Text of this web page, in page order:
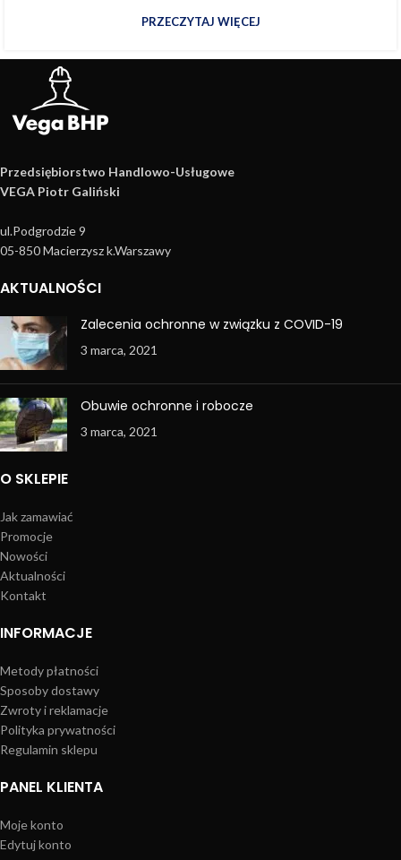
PRZECZYTAJ WIĘCEJ
Przedsiębiorstwo Handlowo­-Usługowe
VEGA Piotr Galiński
ul.Podgrodzie 9
05-850 Macierzysz k.Warszawy
AKTUALNOŚCI
Zalecenia ochronne w związku z COVID-19
3 marca, 2021
Obuwie ochronne i robocze
3 marca, 2021
O SKLEPIE
Jak zamawiać
Promocje
Nowości
Aktualności
Kontakt
INFORMACJE
Metody płatności
Sposoby dostawy
Zwroty i reklamacje
Polityka prywatności
Regulamin sklepu
PANEL KLIENTA
Moje konto
Edytuj konto